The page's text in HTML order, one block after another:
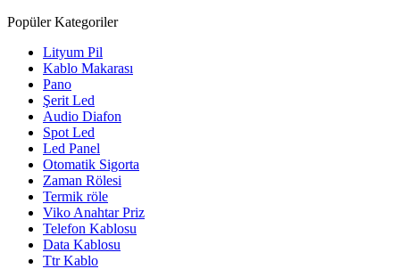
Popüler Kategoriler
Lityum Pil
Kablo Makarası
Pano
Şerit Led
Audio Diafon
Spot Led
Led Panel
Otomatik Sigorta
Zaman Rölesi
Termik röle
Viko Anahtar Priz
Telefon Kablosu
Data Kablosu
Ttr Kablo